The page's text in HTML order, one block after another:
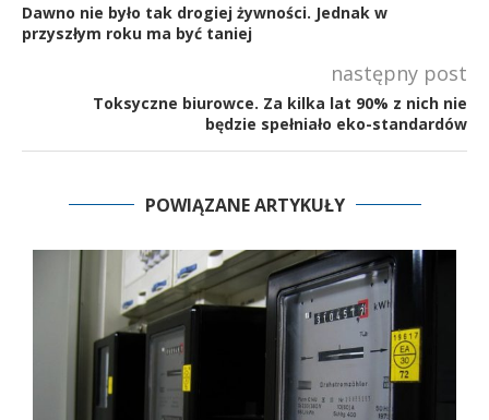
Dawno nie było tak drogiej żywności. Jednak w
przyszłym roku ma być taniej
następny post
Toksyczne biurowce. Za kilka lat 90% z nich nie
będzie spełniało eko-standardów
POWIĄZANE ARTYKUŁY